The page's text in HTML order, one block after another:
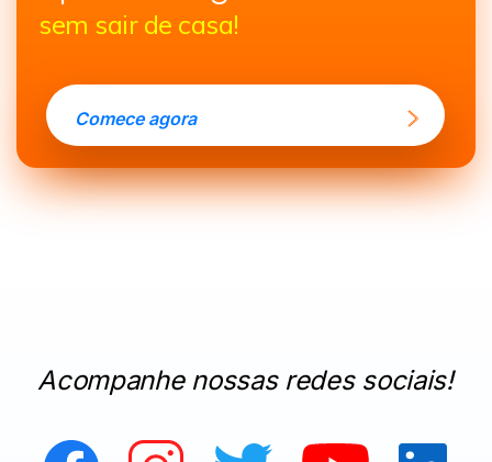
sem sair de casa!
Comece agora
Acompanhe nossas redes sociais!